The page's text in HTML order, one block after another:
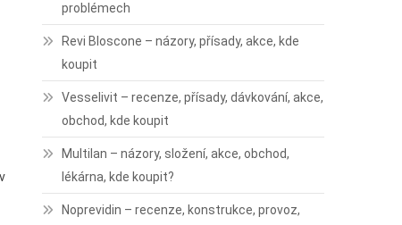
problémech
Revi Bloscone – názory, přísady, akce, kde
koupit
Vesselivit – recenze, přísady, dávkování, akce,
obchod, kde koupit
Multilan – názory, složení, akce, obchod,
lékárna, kde koupit?
Noprevidin – recenze, konstrukce, provoz,